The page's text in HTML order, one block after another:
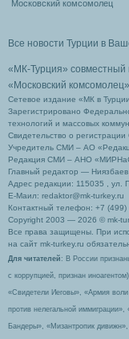
Московский комсомолец
Все новости Турции в
«МК-Турция» совместный
«Московский комсомолец»
Сетевое издание «МК в
Зарегистрировано
технологий и массовых
Свидетельство о
Учредитель СМИ – АО
Редакция СМИ – АНО
Главный редактор —
Адрес редакции: 115035 , ул.
Е-Маил: redaktor@mk-turkey.ru
Контактный телефон: +7 (499)
Copyright 2003 — 2026 © mk-
Все права защищены. При
на сайт mk-turkey.ru
Для читателей : В России
с коррупцией, признан
«Свидетели Иеговы», «Армия
против нелегальной
Бандеры», «Мизантропик